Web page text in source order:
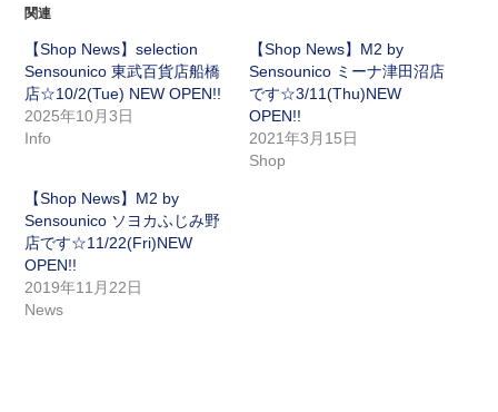
関連
【Shop News】selection
Sensounico 東武百貨店船橋
店☆10/2(Tue) NEW OPEN!!
2025年10月3日
Info
【Shop News】M2 by
Sensounico ミーナ津田沼店
です☆3/11(Thu)NEW
OPEN!!
2021年3月15日
Shop
【Shop News】M2 by
Sensounico ソヨカふじみ野
店です☆11/22(Fri)NEW
OPEN!!
2019年11月22日
News